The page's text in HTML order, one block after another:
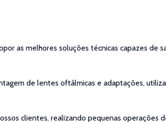
as melhores soluções técnicas capazes de
de lentes oftálmicas e adaptações,
clientes, realizando pequenas operações